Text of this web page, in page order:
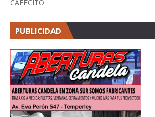
CAFECITO
PUBLICIDAD